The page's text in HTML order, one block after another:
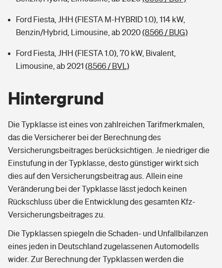
Ford Fiesta, JHH (FIESTA M-HYBRID 1.0), 114 kW,
Benzin/Hybrid, Limousine, ab 2020(8566 / BUG)
Ford Fiesta, JHH (FIESTA 1.0), 70 kW, Bivalent,
Limousine, ab 2021 (8566 / BVL)
Hintergrund
Die Typklasse ist eines von zahlreichen Tarifmerkmalen,
das die Versicherer bei der Berechnung des
Versicherungsbeitrages berücksichtigen. Je niedriger die
Einstufung in der Typklasse, desto günstiger wirkt sich
dies auf den Versicherungsbeitrag aus. Allein eine
Veränderung bei der Typklasse lässt jedoch keinen
Rückschluss über die Entwicklung des gesamten Kfz-
Versicherungsbeitrages zu.
Die Typklassen spiegeln die Schaden- und Unfallbilanzen
eines jeden in Deutschland zugelassenen Automodells
wider. Zur Berechnung der Typklassen werden die